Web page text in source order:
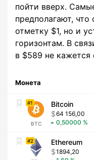
пойти вверх.
предполагают, что
отметку $1, но и
горизонтам. В
в $589 не кажется
Монета
1
BTC
Bitcoin
64 156,00
0,50000
2 Ethereum
1894,20